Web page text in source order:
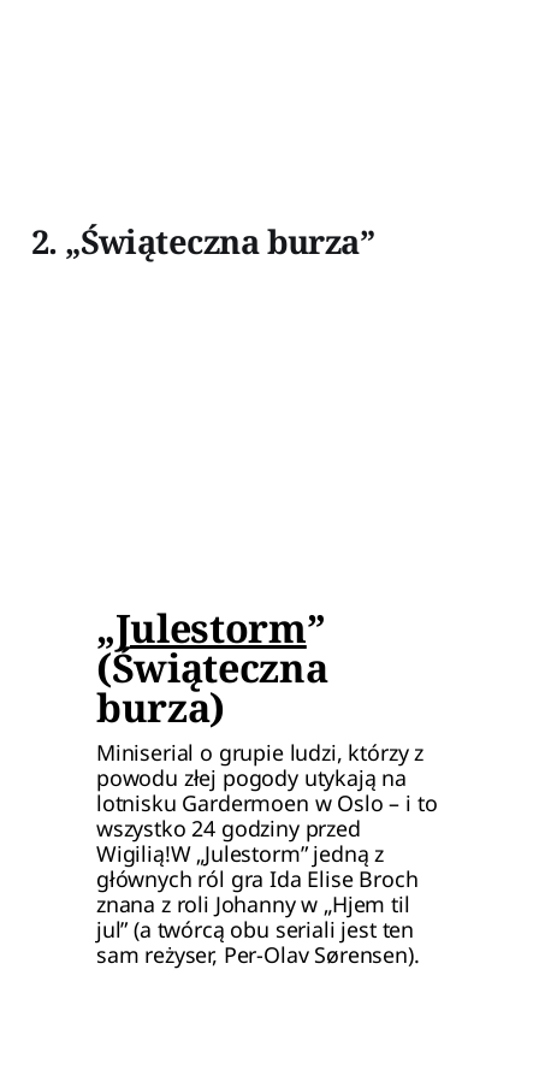
2. „Świąteczna burza”
„Julestorm”
(Świąteczna
burza)
Miniserial o grupie ludzi, którzy z
powodu złej pogody utykają na
lotnisku Gardermoen w Oslo – i to
wszystko 24 godziny przed
Wigilią!W „Julestorm” jedną z
głównych ról gra Ida Elise Broch
znana z roli Johanny w „Hjem til
jul” (a twórcą obu seriali jest ten
sam reżyser, Per-Olav Sørensen).